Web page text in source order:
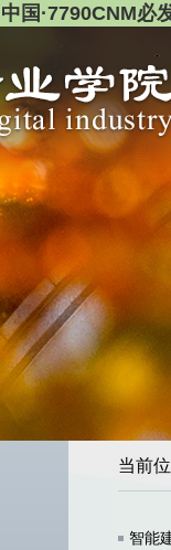
中国·7790CNM必
当前
智能